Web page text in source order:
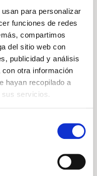
para personalizar
funciones de redes
compartimos
del sitio web con
publicidad y análisis
otra información
hayan recopilado a
sus servicios.
Diésel